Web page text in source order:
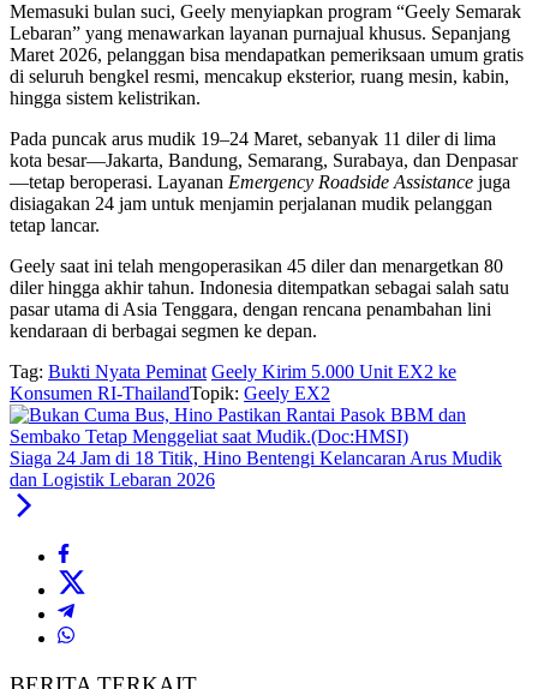
Memasuki bulan suci, Geely menyiapkan program “Geely Semarak
Lebaran” yang menawarkan layanan purnajual khusus. Sepanjang
Maret 2026, pelanggan bisa mendapatkan pemeriksaan umum gratis
di seluruh bengkel resmi, mencakup eksterior, ruang mesin, kabin,
hingga sistem kelistrikan.
Pada puncak arus mudik 19–24 Maret, sebanyak 11 diler di lima
kota besar—Jakarta, Bandung, Semarang, Surabaya, dan Denpasar
—tetap beroperasi. Layanan Emergency Roadside Assistance juga
disiagakan 24 jam untuk menjamin perjalanan mudik pelanggan
tetap lancar.
Geely saat ini telah mengoperasikan 45 diler dan menargetkan 80
diler hingga akhir tahun. Indonesia ditempatkan sebagai salah satu
pasar utama di Asia Tenggara, dengan rencana penambahan lini
kendaraan di berbagai segmen ke depan.
Tag: Bukti Nyata Peminat Geely Kirim 5.000 Unit EX2 ke
Konsumen RI-ThailandTopik: Geely EX2
Siaga 24 Jam di 18 Titik, Hino Bentengi Kelancaran Arus Mudik
dan Logistik Lebaran 2026